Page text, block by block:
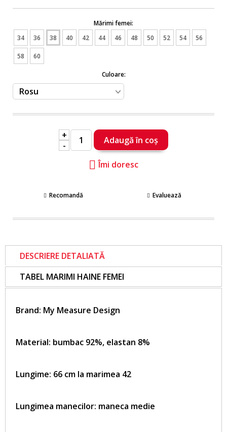
Mărimi femei:
34
36 38 40 42 44 46 48 50 52 54 56
58 60
Culoare:
+
-
Îmi doresc
Recomandă Evaluează
DESCRIERE DETALIATĂ
TABEL MARIMI HAINE FEMEI
Brand: My Measure Design
Material: bumbac 92%, elastan 8%
Lungime: 66 cm la marimea 42
Lungimea manecilor: maneca medie